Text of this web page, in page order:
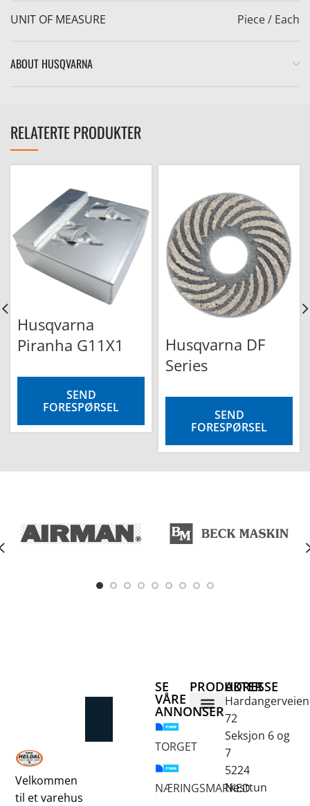
UNIT OF MEASURE Piece / Each
ABOUT HUSQVARNA
RELATERTE PRODUKTER
Husqvarna
Piranha G11X1
SEND
FORESPØRSEL
Husqvarna DF
Series
SEND
FORESPØRSEL
Velkommen
til et varehus
ADRESSE
Hardangerveien
72
Seksjon 6 og
7
5224
Nesttun
PRODUKTER
SE
VÅRE
ANNONSER
TORGET
NÆRINGSMARKED